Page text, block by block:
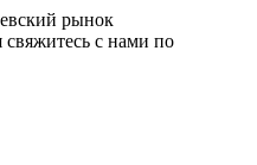
рынок
с нами по